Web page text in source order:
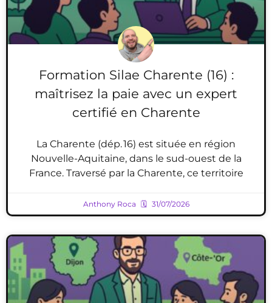
Formation Silae Charente (16) :
maîtrisez la paie avec un expert
certifié en Charente
La Charente (dép. 16) est située en région
Nouvelle-Aquitaine, dans le sud-ouest de la
France. Traversé par la Charente, ce territoire
Anthony Roca 31/07/2026